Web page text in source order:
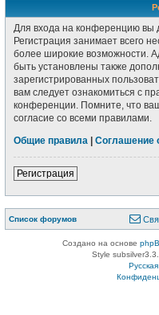
Для входа на конференцию вы
Регистрация занимает всего
более широкие возможности.
быть установлены также
зарегистрированных
вам следует ознакомиться с
конференции. Помните, что
согласие со всеми правилами.
Общие правила
Соглашение
Регистрация
Список форумов
Создано на основе
Style